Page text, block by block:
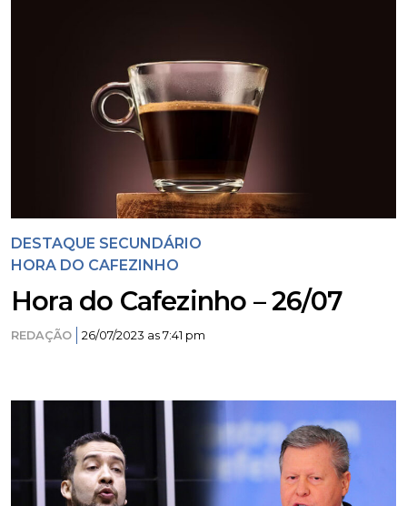
DESTAQUE SECUNDÁRIO
HORA DO CAFEZINHO
Hora do Cafezinho – 26/07
REDAÇÃO 26/07/2023 as 7:41 pm